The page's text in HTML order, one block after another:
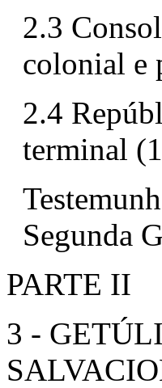
2.3
colonial e
2.4
terminal
Segunda
PARTE II
3 -